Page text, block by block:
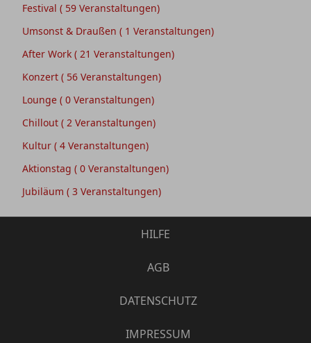
Festival ( 59 Veranstaltungen)
Umsonst & Draußen ( 1 Veranstaltungen)
After Work ( 21 Veranstaltungen)
Konzert ( 56 Veranstaltungen)
Lounge ( 0 Veranstaltungen)
Chillout ( 2 Veranstaltungen)
Kultur ( 4 Veranstaltungen)
Aktionstag ( 0 Veranstaltungen)
Jubiläum ( 3 Veranstaltungen)
HILFE
AGB
DATENSCHUTZ
IMPRESSUM